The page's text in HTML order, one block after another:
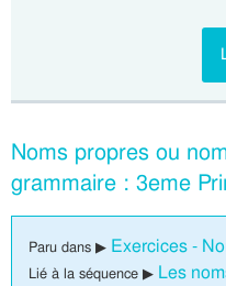
Noms propres ou
grammaire : 3eme
Paru dans ▶ Exercices -
Lié à la séquence ▶ Les